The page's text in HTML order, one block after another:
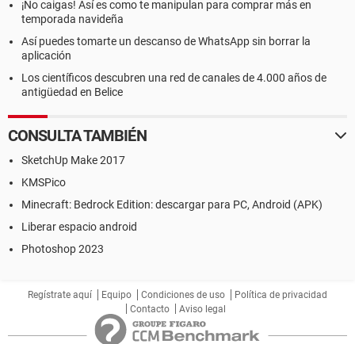
¡No caigas! Así es como te manipulan para comprar más en
temporada navideña
Así puedes tomarte un descanso de WhatsApp sin borrar la
aplicación
Los científicos descubren una red de canales de 4.000 años de
antigüedad en Belice
CONSULTA TAMBIÉN
SketchUp Make 2017
KMSPico
Minecraft: Bedrock Edition: descargar para PC, Android (APK)
Liberar espacio android
Photoshop 2023
Regístrate aquí Equipo Condiciones de uso
Política de privacidad
Contacto
Aviso legal